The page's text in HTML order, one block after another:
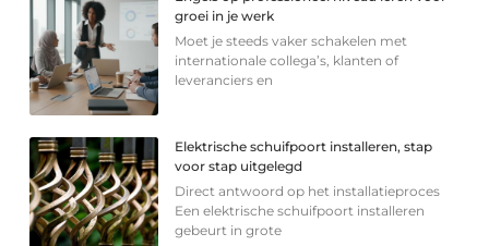
groei in je werk
Moet je steeds vaker schakelen met
internationale collega’s, klanten of
leveranciers en
Elektrische schuifpoort installeren, stap
voor stap uitgelegd
Direct antwoord op het installatieproces
Een elektrische schuifpoort installeren
gebeurt in grote